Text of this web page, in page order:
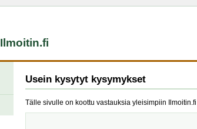
Ilmoitin.fi
Usein kysytyt kysymykset
Tälle sivulle on koottu vastauksia yleisimpiin